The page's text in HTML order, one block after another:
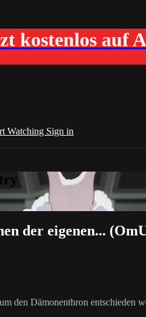
kostenlos auf
Watching Sign in
der eigenen...
den Dämonenthron entschieden